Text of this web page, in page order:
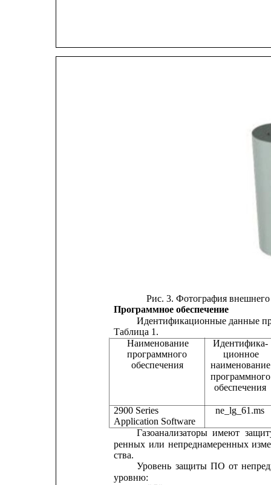
Рис. 3. Фотография внешнего
Программное обеспечение
Идентификационные данные
Таблица 1.
Наименование
программного
обеспечения
наименование
обеспечения
2900 Series
ne_lg_61.ms
Application Software
Газоанализаторы имеют
ренных или непреднамеренных
ства.
Уровень защиты ПО от
уровню: